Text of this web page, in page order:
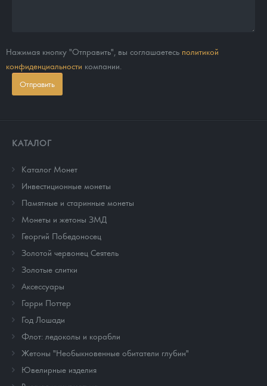
Нажимая кнопку "Отправить", вы соглашаетесь политикой
конфиденциальности компании.
Отправить
КАТАЛОГ
Каталог Монет
Инвестиционные монеты
Памятные и старинные монеты
Монеты и жетоны ЗМД
Георгий Победоносец
Золотой червонец Сеятель
Золотые слитки
Аксессуары
Гарри Поттер
Год Лошади
Флот: ледоколы и корабли
Жетоны "Необыкновенные обитатели глубин"
Ювелирные изделия